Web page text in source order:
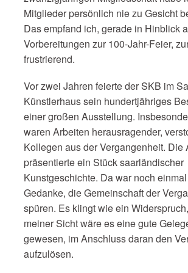
Mitglieder persönlich nie zu Gesicht
Das empfand ich, gerade in Hinblick
Vorbereitungen zur 100-Jahr-Feier,
frustrierend.
Vor zwei Jahren feierte der SKB im
Künstlerhaus sein hundertjähriges
einer großen Ausstellung.
waren Arbeiten herausragender,
Kollegen aus der Vergangenheit. Die
präsentierte ein Stück saarländischer
Kunstgeschichte. Da war noch
Gedanke, die Gemeinschaft der
spüren. Es klingt wie ein
meiner Sicht wäre es eine gute
gewesen, im Anschluss daran den
aufzulösen.